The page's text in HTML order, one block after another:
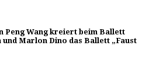
Peng Wang kreiert beim Ballett
Marlon Dino das Ballett „Faust